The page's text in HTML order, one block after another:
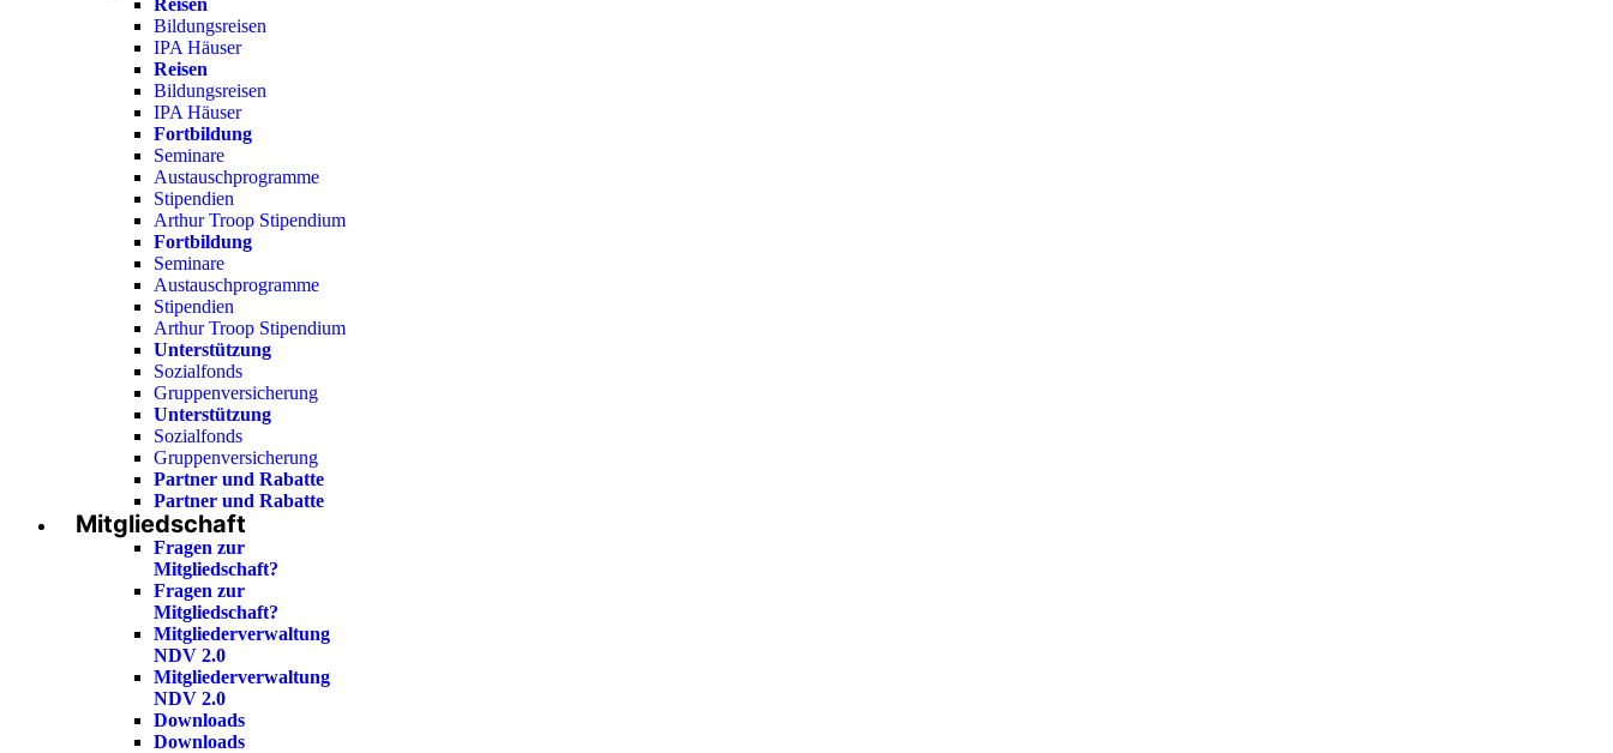
Bildungsreisen
IPA Häuser
Reisen
Bildungsreisen
IPA Häuser
Fortbildung
Seminare
Austauschprogramme
Stipendien
Arthur Troop Stipendium
Fortbildung
Seminare
Austauschprogramme
Stipendien
Arthur Troop Stipendium
Unterstützung
Sozialfonds
Gruppenversicherung
Unterstützung
Sozialfonds
Gruppenversicherung
Partner und Rabatte
Partner und Rabatte
Mitgliedschaft
Fragen zur
Mitgliedschaft?
Fragen zur
Mitgliedschaft?
Mitgliederverwaltung
NDV 2.0
Mitgliederverwaltung
NDV 2.0
Downloads
Downloads